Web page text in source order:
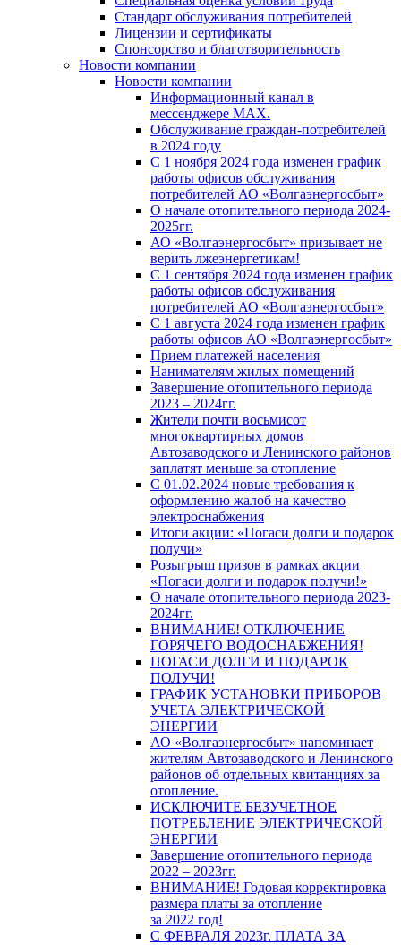
Стандарт обслуживания потребителей
Лицензии и сертификаты
Спонсорство и благотворительность
Новости компании
Новости компании
Информационный канал в
мессенджере MAX.
Обслуживание граждан-потребителей
в 2024 году
С 1 ноября 2024 года изменен график
работы офисов обслуживания
потребителей АО «Волгаэнергосбыт»
О начале отопительного периода 2024-
2025гг.
АО «Волгаэнергосбыт» призывает не
верить лжеэнергетикам!
С 1 сентября 2024 года изменен график
работы офисов обслуживания
потребителей АО «Волгаэнергосбыт»
С 1 августа 2024 года изменен график
работы офисов АО «Волгаэнергосбыт»
Прием платежей населения
Нанимателям жилых помещений
Завершение отопительного периода
2023 – 2024гг.
Жители почти восьмисот
многоквартирных домов
Автозаводского и Ленинского районов
заплатят меньше за отопление
С 01.02.2024 новые требования к
оформлению жалоб на качество
электроснабжения
Итоги акции: «Погаси долги и подарок
получи»
Розыгрыш призов в рамках акции
«Погаси долги и подарок получи!»
О начале отопительного периода 2023-
2024гг.
ВНИМАНИЕ! ОТКЛЮЧЕНИЕ
ГОРЯЧЕГО ВОДОСНАБЖЕНИЯ!
ПОГАСИ ДОЛГИ И ПОДАРОК
ПОЛУЧИ!
ГРАФИК УСТАНОВКИ ПРИБОРОВ
УЧЕТА ЭЛЕКТРИЧЕСКОЙ
ЭНЕРГИИ
АО «Волгаэнергосбыт» напоминает
жителям Автозаводского и Ленинского
районов об отдельных квитанциях за
отопление.
ИСКЛЮЧИТЕ БЕЗУЧЕТНОЕ
ПОТРЕБЛЕНИЕ ЭЛЕКТРИЧЕСКОЙ
ЭНЕРГИИ
Завершение отопительного периода
2022 – 2023гг.
ВНИМАНИЕ! Годовая корректировка
размера платы за отопление
за 2022 год!
С ФЕВРАЛЯ 2023г. ПЛАТА ЗА